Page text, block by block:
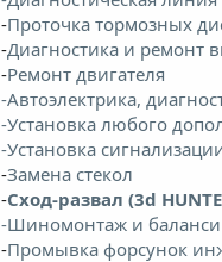
-Проточка тормозных
-Диагностика и ремонт
-Ремонт двигателя
-Автоэлектрика,
-Установка любого
-Установка
-Замена стекол
-Сход-развал (3d
-Шиномонтаж и
-Промывка форсунок